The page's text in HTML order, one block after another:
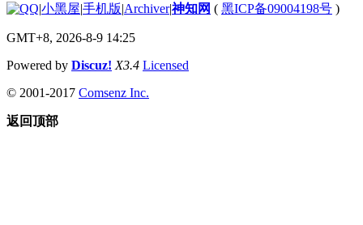
|小黑屋|手机版|Archiver|神知网 ( 黑ICP备09004198号 )
GMT+8, 2026-8-9 14:25
Powered by Discuz! X3.4 Licensed
© 2001-2017 Comsenz Inc.
返回顶部